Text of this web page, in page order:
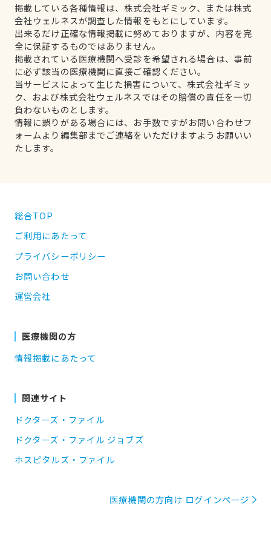
掲載している各種情報は、株式会社ギミック、または株式
会社ウェルネスが調査した情報をもとにしています。
出来るだけ正確な情報掲載に努めておりますが、内容を完
全に保証するものではありません。
掲載されている医療機関へ受診を希望される場合は、事前
に必ず該当の医療機関に直接ご確認ください。
当サービスによって生じた損害について、株式会社ギミッ
ク、および株式会社ウェルネスではその賠償の責任を一切
負わないものとします。
情報に誤りがある場合には、お手数ですがお問い合わせフ
ォームより編集部までご連絡をいただけますようお願いい
たします。
総合TOP
ご利用にあたって
プライバシーポリシー
お問い合わせ
運営会社
医療機関の方
情報掲載にあたって
関連サイト
ドクターズ・ファイル
ドクターズ・ファイル ジョブズ
ホスピタルズ・ファイル
医療機関の方向け ログインページ